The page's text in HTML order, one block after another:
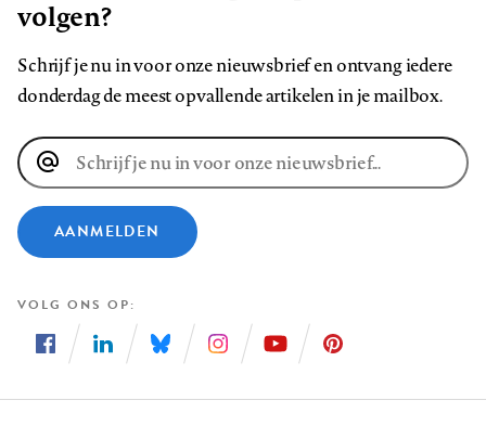
volgen?
Schrijf je nu in voor onze nieuwsbrief en ontvang iedere
donderdag de meest opvallende artikelen in je mailbox.
E-
mailadres
AANMELDEN
VOLG ONS OP
ons
ons
ons
ons
ons
ons